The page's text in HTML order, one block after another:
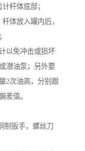
杆体底部；
体放入罐内后，
以免冲击或损坏
潜油泵；另外要
2次油高，分别跟
差值。
制扳手，螺丝刀